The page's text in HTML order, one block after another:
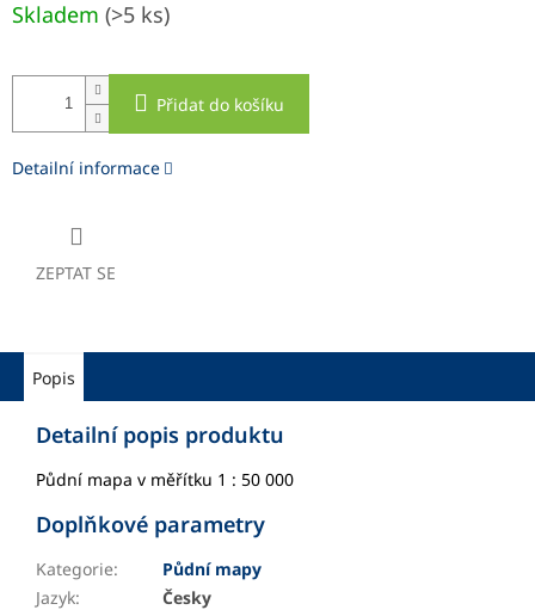
cena:
Skladem (>5 ks)
Přidat do košíku
Detailní informace
ZEPTAT SE
Popis
Detailní popis produktu
Půdní mapa v měřítku 1 : 50 000
Doplňkové parametry
Kategorie:
Půdní mapy
Jazyk:
Česky